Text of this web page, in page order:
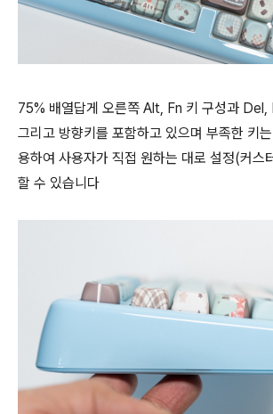
75% 배열답게 오른쪽 Alt, Fn 키 구성과
그리고 방향키를 포함하고 있으며 부족한 키
용하여 사용자가 직접 원하는 대로 설정(커스
할 수 있습니다